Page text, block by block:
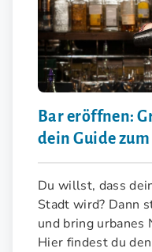
Bar eröffnen:
dein Guide
Du willst, dass
Stadt wird? Dann
und bring
Hier findest du